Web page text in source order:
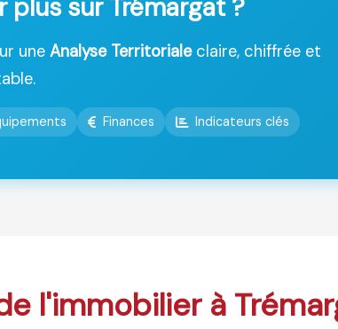
plus sur Trémargat ?
une Analyse Territorialeclaire, chiffrée et
Finances Indicateurs clés
l'immobilier à